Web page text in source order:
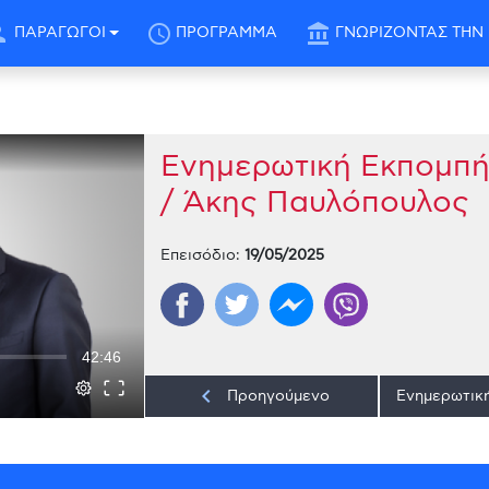
ΠΑΡΑΓΩΓΟΙ schedule ΠΡΟΓΡΑΜΜΑ account_balance ΓΝΩΡΙΖΟΝΤΑΣ ΤΗΝ
42:46
Ενημερωτική
/ Άκης Παυλόπουλος
Επεισόδιο: 19/05/2025
keyboard_arrow_left Προηγούμενο